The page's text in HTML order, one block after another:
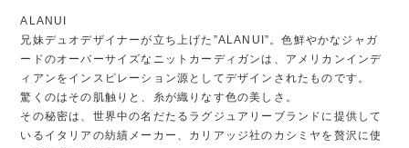
ALANUI
兄妹デュオデザイナーが立ち上げた”ALANUI”。色鮮やかなジャガ
ードのオーバーサイズなニットカーディガンは、アメリカンインデ
ィアンをインスピレーション源としてデザインされたものです。
驚くのはその肌触りと、糸が織りなす色の美しさ。
その秘密は、世界中の名だたるラグジュアリーブランドに提供して
いるイタリアの紡績メーカー、カリアッジ社のカシミヤを贅沢に使